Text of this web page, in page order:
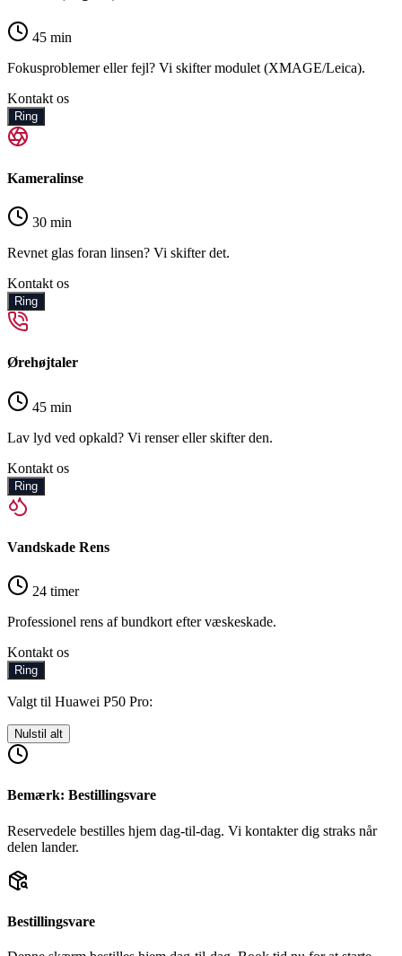
45 min
Fokusproblemer eller fejl? Vi skifter modulet (XMAGE/Leica).
Kontakt os
Ring
Kameralinse
30 min
Revnet glas foran linsen? Vi skifter det.
Kontakt os
Ring
Ørehøjtaler
45 min
Lav lyd ved opkald? Vi renser eller skifter den.
Kontakt os
Ring
Vandskade Rens
24 timer
Professionel rens af bundkort efter væskeskade.
Kontakt os
Ring
Valgt til Huawei P50 Pro:
Nulstil alt
Bemærk: Bestillingsvare
Reservedele bestilles hjem dag-til-dag. Vi kontakter dig straks når
delen lander.
Bestillingsvare